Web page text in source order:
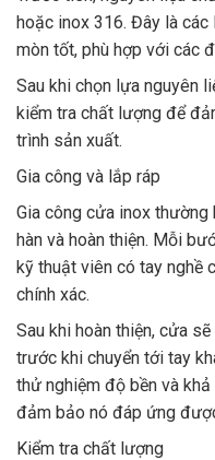
hoặc inox 316. Đây là
mòn tốt, phù hợp với các
Sau khi chọn lựa nguyên
kiểm tra chất lượng để
trình sản xuất.
Gia công và lắp ráp
Gia công cửa inox
hàn và hoàn thiện. Mỗi
kỹ thuật viên có tay nghề
chính xác.
Sau khi hoàn thiện, cửa
trước khi chuyển tới tay
thử nghiệm độ bền và
đảm bảo nó đáp ứng
Kiểm tra chất lượng